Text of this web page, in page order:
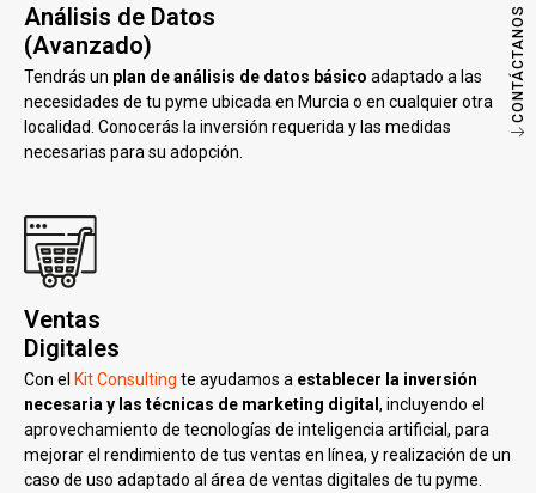
CONTÁCTANOS
Análisis de Datos
(Avanzado)
Tendrás un plan de análisis de datos básico adaptado a las
necesidades de tu pyme ubicada en Murcia o en cualquier otra
localidad. Conocerás la inversión requerida y las medidas
necesarias para su adopción.
Ventas
Digitales
Con el Kit Consulting te ayudamos a establecer la inversión
necesaria y las técnicas de marketing digital , incluyendo el
aprovechamiento de tecnologías de inteligencia artificial, para
mejorar el rendimiento de tus ventas en línea, y realización de un
caso de uso adaptado al área de ventas digitales de tu pyme.